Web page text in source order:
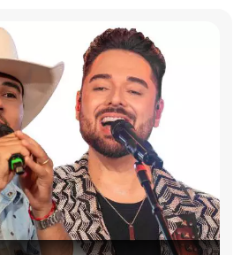
Edy
Britto
Samuel
Divulgação
mais